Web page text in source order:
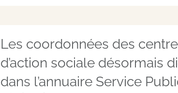
Les coordonnées des
d’action sociale désormais
dans l’annuaire Service